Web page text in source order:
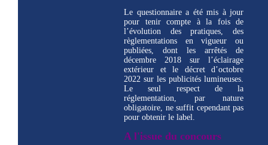
Le questionnaire a été mis à jour
pour tenir compte à la fois de
l’évolution des pratiques, des
règlementations en vigueur ou
publiées, dont les arrêtés de
décembre 2018 sur l’éclairage
extérieur et le décret d’octobre
2022 sur les publicités lumineuses.
Le seul respect de la
réglementation, par nature
obligatoire, ne suffit cependant pas
pour obtenir le label.
A l'issue du concours